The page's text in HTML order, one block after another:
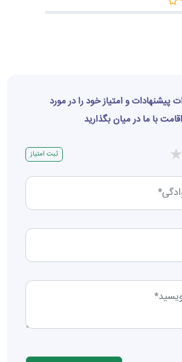
پیشنهادات و امتیاز خود را در مورد
با ما در میان بگذارید
★ ثبت امتیاز